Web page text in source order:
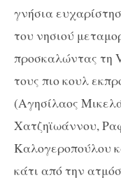
γνήσια
του νησιού
προσκαλώντας τη
τους πιο κουλ
(Αγησίλαος
Χατζηϊωάννου,
Καλογεροπούλου
κάτι από την